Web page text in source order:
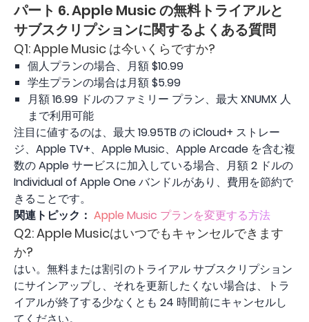
パート 6. Apple Music の無料トライアルと
サブスクリプションに関するよくある質問
Q1: Apple Music は今いくらですか?
個人プランの場合、月額 $10.99
学生プランの場合は月額 $5.99
月額 16.99 ドルのファミリー プラン、最大 XNUMX 人
まで利用可能
注目に値するのは、最大 19.95TB の iCloud+ ストレー
ジ、Apple TV+、Apple Music、Apple Arcade を含む複
数の Apple サービスに加入している場合、月額 2 ドルの
Individual of Apple One バンドルがあり、費用を節約で
きることです。
関連トピック： Apple Music プランを変更する方法
Q2: Apple Musicはいつでもキャンセルできます
か?
はい。無料または割引のトライアル サブスクリプション
にサインアップし、それを更新したくない場合は、トラ
イアルが終了する少なくとも 24 時間前にキャンセルし